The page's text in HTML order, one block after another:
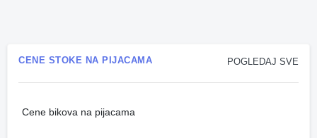
POGLEDAJ SVE
CENE STOKE NA PIJACAMA
Cene bikova na pijacama